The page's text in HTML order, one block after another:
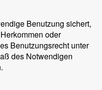
Benutzung sichert,
oder
Benutzungsrecht unter
des Notwendigen